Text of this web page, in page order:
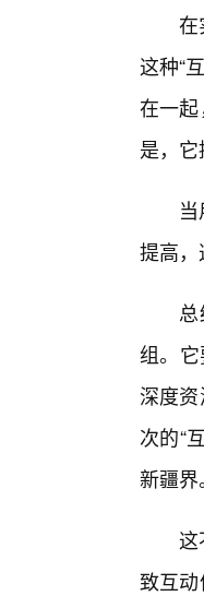
在
这种“
在一
是，它
提高，
组。
深度
次的“
新疆界
这
致互